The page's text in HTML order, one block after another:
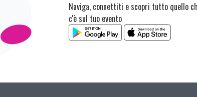
Naviga, connettiti e scopri tutto quello
c'è sul tuo evento